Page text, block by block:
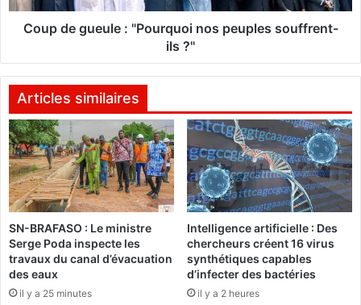
’
i
o
n
f
i
a
n
c
e
e
n
p
e
e
:
P
o
u
r
q
u
o
i
n
o
s
p
Coup de gueule : "Pourquoi nos peuples souffrent-
ils ?"
Articles similaires
SN-BRAFASO : Le ministre
Serge Poda inspecte les
travaux du canal d’évacuation
des eaux
il y a 25 minutes
Intelligence artificielle : Des
chercheurs créent 16 virus
synthétiques capables
d’infecter des bactéries
il y a 2 heures